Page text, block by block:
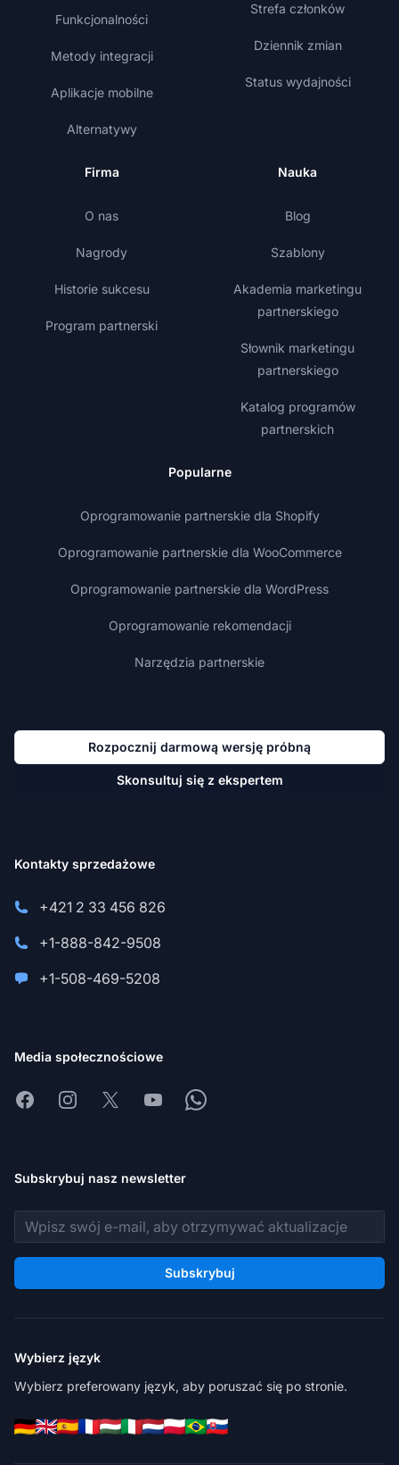
Funkcjonalności
Metody integracji
Aplikacje mobilne
Alternatywy
Strefa członków
Dziennik zmian
Status wydajności
Firma
O nas
Nagrody
Historie sukcesu
Program partnerski
Nauka
Blog
Szablony
Akademia marketingu
partnerskiego
Słownik marketingu
partnerskiego
Katalog programów
partnerskich
Popularne
Oprogramowanie partnerskie dla Shopify
Oprogramowanie partnerskie dla WooCommerce
Oprogramowanie partnerskie dla WordPress
Oprogramowanie rekomendacji
Narzędzia partnerskie
Rozpocznij darmową wersję próbną
Skonsultuj się z ekspertem
Kontakty sprzedażowe
+421 2 33 456 826
+1-888-842-9508
+1-508-469-5208
Media społecznościowe
FacebookInstagram
X YoutubeWhatsapp
Subskrybuj nasz newsletter
Adres e-mail
Subskrybuj
Wybierz język
Wybierz preferowany język, aby poruszać się po stronie.